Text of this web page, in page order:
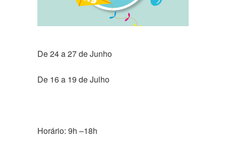
De 24 a 27 de Junho
De 16 a 19 de Julho
Horário: 9h –18h